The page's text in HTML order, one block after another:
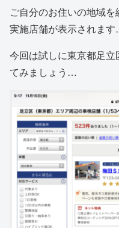
ご自分のお住いの地域
実施店舗が表示されま
今回は試しに東京都足
てみましょう…